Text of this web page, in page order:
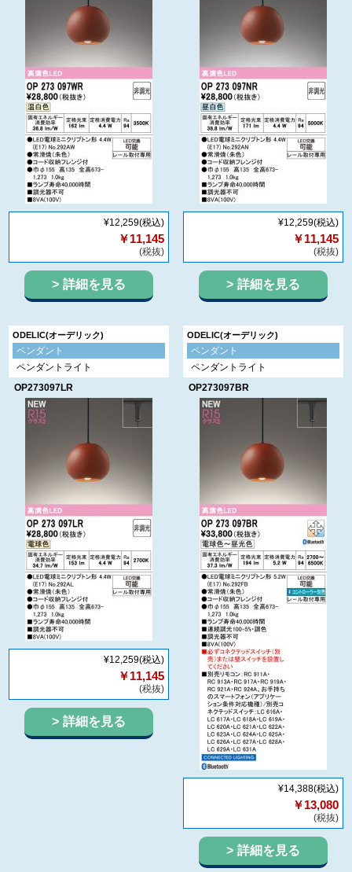
¥12,259(税込)
￥11,145
(税抜)
詳細を見る
¥12,259(税込)
￥11,145
(税抜)
詳細を見る
ODELIC(オーデリック)
ペンダント
ペンダントライト
OP273097LR
¥12,259(税込)
￥11,145
(税抜)
詳細を見る
ODELIC(オーデリック)
ペンダント
ペンダントライト
OP273097BR
¥14,388(税込)
￥13,080
(税抜)
詳細を見る